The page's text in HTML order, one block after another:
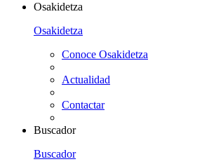
Osakidetza
Osakidetza
Conoce Osakidetza
Actualidad
Contactar
Buscador
Buscador